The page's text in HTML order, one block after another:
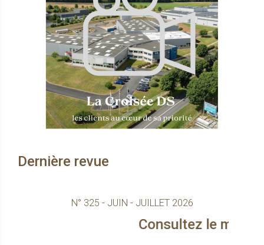
Dernière revue
N° 325 - JUIN - JUILLET 2026
Consultez le magazine